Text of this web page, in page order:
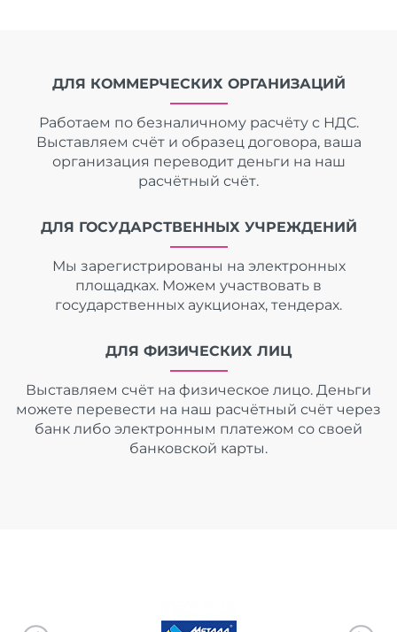
ДЛЯ КОММЕРЧЕСКИХ ОРГАНИЗАЦИЙ
Работаем по безналичному расчёту с НДС.
Выставляем счёт и образец договора, ваша
организация переводит деньги на наш
расчётный счёт.
ДЛЯ ГОСУДАРСТВЕННЫХ УЧРЕЖДЕНИЙ
Мы зарегистрированы на электронных
площадках. Можем участвовать в
государственных аукционах, тендерах.
ДЛЯ ФИЗИЧЕСКИХ ЛИЦ
Выставляем счёт на физическое лицо. Деньги
можете перевести на наш расчётный счёт через
банк либо электронным платежом со своей
банковской карты.